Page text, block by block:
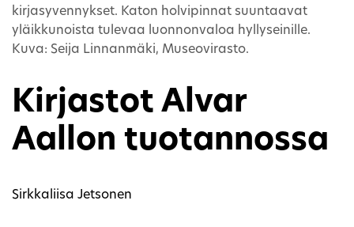
kirjasyvennykset. Katon holvipinnat suuntaavat
yläikkunoista tulevaa luonnonvaloa hyllyseinille.
Kuva: Seija Linnanmäki, Museovirasto.
Kirjastot Alvar
Aallon tuotannossa
Sirkkaliisa Jetsonen